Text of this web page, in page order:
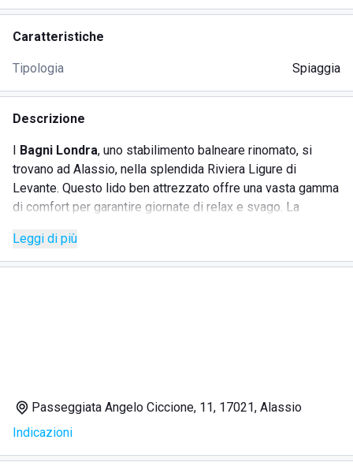
Caratteristiche
Tipologia Spiaggia
Descrizione
I Bagni Londra, uno stabilimento balneare rinomato, si
trovano ad Alassio, nella splendida Riviera Ligure di
Levante. Questo lido ben attrezzato offre una vasta gamma
di comfort per garantire giornate di relax e svago. La
bellissima spiaggia dove il distanziamento è garantito
grazie allo spazio tra lettini e ombrelloni. Presso i Bagni
Spogliatoio e toilette per diversamente abili
Connessione Wi-Fi gratuita
Deposito per gonfiabili e box per oggetti di valore
Leggi di più
Passeggiata Angelo Ciccione, 11, 17021, Alassio
Indicazioni